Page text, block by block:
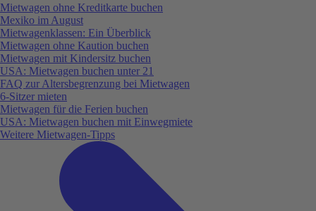
Mietwagen ohne Kreditkarte buchen
Mexiko im August
Mietwagenklassen: Ein Überblick
Mietwagen ohne Kaution buchen
Mietwagen mit Kindersitz buchen
USA: Mietwagen buchen unter 21
FAQ zur Altersbegrenzung bei Mietwagen
6-Sitzer mieten
Mietwagen für die Ferien buchen
USA: Mietwagen buchen mit Einwegmiete
Weitere Mietwagen-Tipps